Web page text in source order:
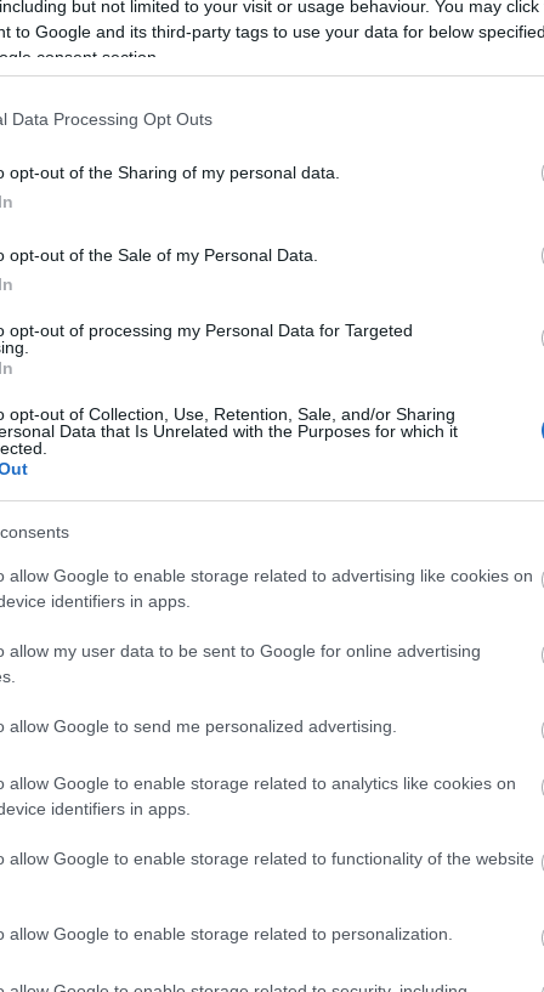
but not limited to your visit or usage behaviour. You may
to Google and its third-party tags to use your data for below
consent section.
Data Processing Opt Outs
opt-out of the Sharing of my personal data.
opt-out of the Sale of my Personal Data.
opt-out of processing my Personal Data for Targeted
opt-out of Collection, Use, Retention, Sale, and/or Sharing
Data that Is Unrelated with the Purposes for which it
allow Google to enable storage related to advertising like cookies on
identifiers in apps.
allow my user data to be sent to Google for online advertising
allow Google to send me personalized advertising.
allow Google to enable storage related to analytics like cookies on
identifiers in apps.
allow Google to enable storage related to functionality of the website
allow Google to enable storage related to personalization.
2019. március 24. 17:07:00
TAKÁCS MÁTÉ
időszakot választott egy trilógiája befejező részének,
3. számára ez több mint kifizetődőnek bizonyult: a
film messze a várakozások felett nyitott. Nem
a Családi bunyó című…
a hosszú hétvégén (hétfő a President's Day), és első
azonban kevésnek bizonyulhatnak az üdvösséghez.
150-
110-101